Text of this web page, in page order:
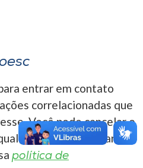
entrar em contato
correlacionadas que
Você pode cancelar o
momento. Para
política de